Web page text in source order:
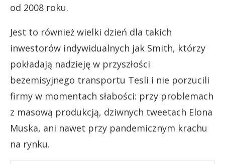
od 2008 roku.
Jest to również wielki dzień dla takich
inwestorów indywidualnych jak Smith, którzy
pokładają nadzieję w przyszłości
bezemisyjnego transportu Tesli i nie porzucili
firmy w momentach słabości: przy problemach
z masową produkcją, dziwnych tweetach Elona
Muska, ani nawet przy pandemicznym krachu
na rynku.